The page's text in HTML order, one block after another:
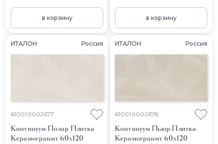
в корзину в корзину
ИТАЛОН Россия
610010002677
Континуум Полар Плитка
Керамогранит 60x120
ИТАЛОН Россия
610010002678
Континуум Пьюр Плитка
Керамогранит 60x120